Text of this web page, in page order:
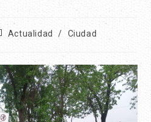
Actualidad / Ciudad